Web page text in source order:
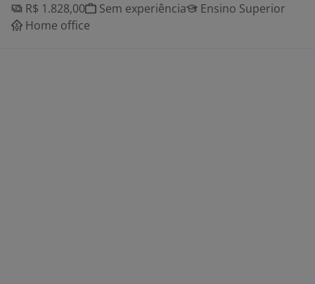
R$ 1.828,00
Sem experiência
Ensino Superior
Home office